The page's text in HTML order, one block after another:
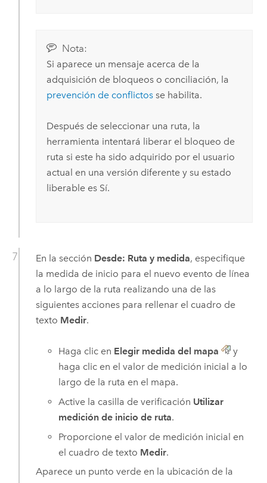
Nota:
Si aparece un mensaje acerca de la
adquisición de bloqueos o conciliación, la
prevención de conflictosse habilita.
Después de seleccionar una ruta, la
herramienta intentará liberar el bloqueo de
ruta si este ha sido adquirido por el usuario
actual en una versión diferente y su estado
liberable es Sí.
En la sección Desde: Ruta y medida, especifique
la medida de inicio para el nuevo evento de línea
a lo largo de la ruta realizando una de las
siguientes acciones para rellenar el cuadro de
texto Medir.
Haga clic en Elegir medida del mapa
y
haga clic en el valor de medición inicial a lo
largo de la ruta en el mapa.
Active la casilla de verificación Utilizar
medición de inicio de ruta.
Proporcione el valor de medición inicial en
el cuadro de texto Medir.
Aparece un punto verde en la ubicación de la